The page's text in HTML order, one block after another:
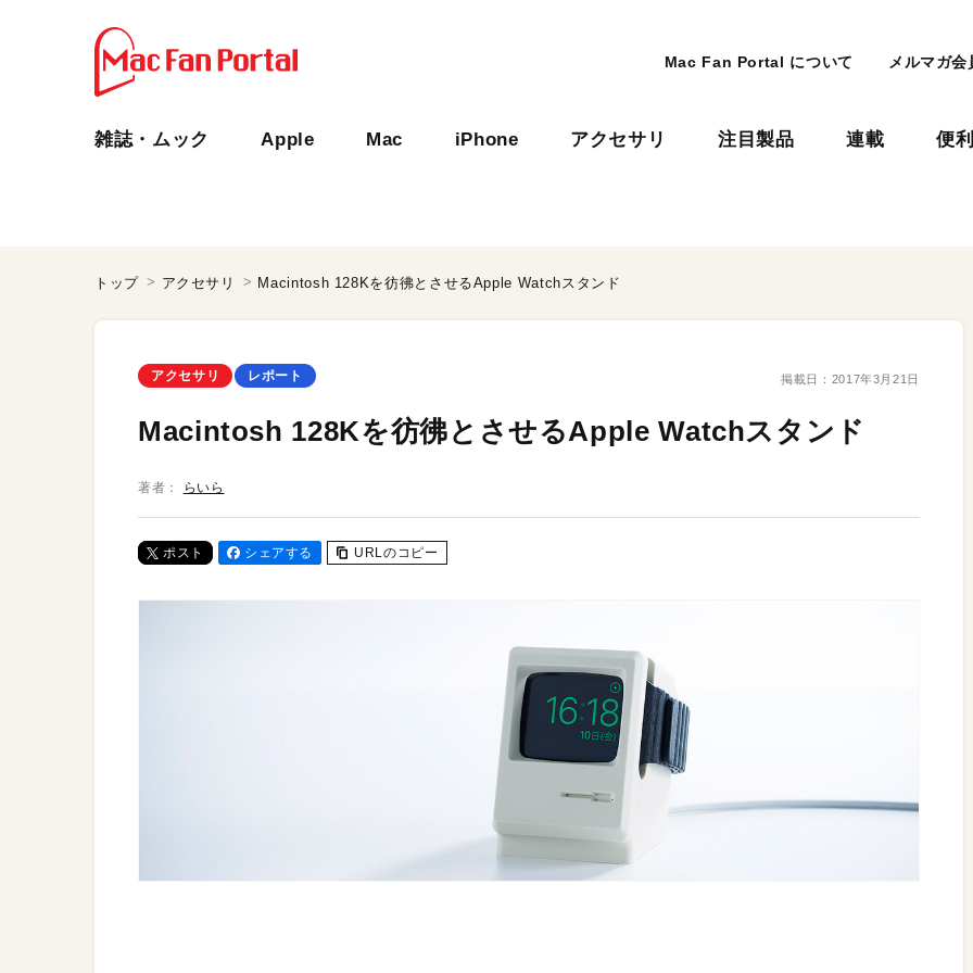
Mac Fan Portal について メルマガ会
雑誌・ムック Apple Mac iPhone アクセサリ 注目製品 連載 便
トップ アクセサリ Macintosh 128Kを彷彿とさせるApple Watchスタンド
アクセサリ レポート 掲載日： 2017年3月21日
Macintosh 128Kを彷彿とさせるApple Watchスタンド
著者： らいら
ポスト シェアする URLのコピー